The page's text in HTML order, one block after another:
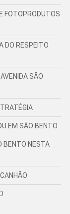
FOTOPRODUTOS
DO RESPEITO
SÃO
EM SÃO BENTO
BENTO NESTA